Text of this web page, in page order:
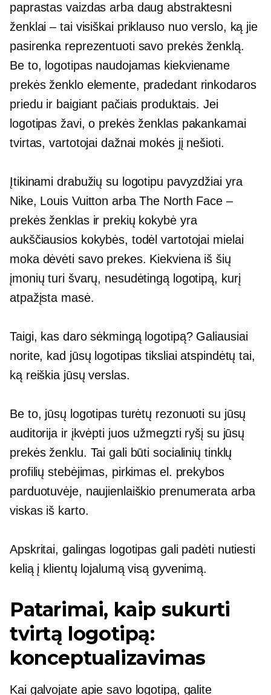
paprastas vaizdas arba daug abstraktesni
ženklai – taivisiškai priklauso nuo verslo, ką jie
pasirenka reprezentuoti savo prekės ženklą.
Be to, logotipas naudojamas kiekviename
prekės ženklo elemente, pradedant rinkodaros
priedu ir baigiant pačiais produktais. Jei
logotipas žavi, o prekės ženklas pakankamai
tvirtas, vartotojai dažnai mokės jį nešioti.
Įtikinami drabužių su logotipu pavyzdžiai yra
Nike, Louis Vuitton arba The North Face –
prekės ženklas ir prekių kokybė yra
aukščiausios kokybės, todėl vartotojai mielai
moka dėvėti savo prekes. Kiekviena iš šių
įmonių turi švarų, nesudėtingą logotipą, kurį
atpažįsta masė.
Taigi, kas daro sėkmingą logotipą? Galiausiai
norite, kad jūsų logotipas tiksliai atspindėtų tai,
ką reiškia jūsų verslas.
Be to, jūsų logotipas turėtų rezonuoti su jūsų
auditorija ir įkvėpti juos užmegzti ryšį su jūsų
prekės ženklu. Tai gali būti socialinių tinklų
profilių stebėjimas, pirkimas el. prekybos
parduotuvėje, naujienlaiškio prenumerata arba
viskas iš karto.
Apskritai, galingas logotipas gali padėti nutiesti
kelią į klientų lojalumą visą gyvenimą.
Patarimai, kaip sukurti
tvirtą logotipą:
konceptualizavimas
Kai galvojate apie savo logotipą, galite